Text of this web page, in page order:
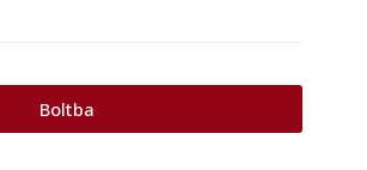
Boltba